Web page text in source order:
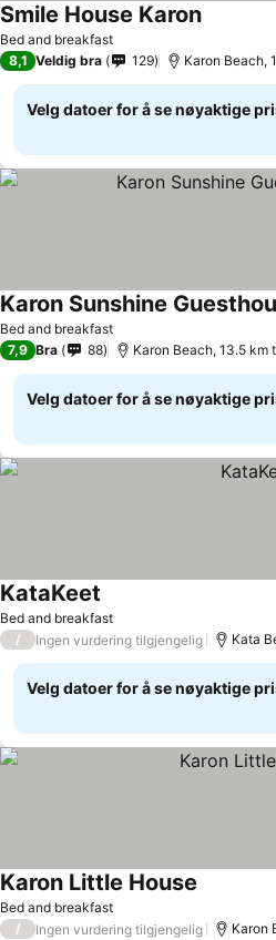
Bed and breakfast
Smile House KaronSe priser
8,1 Veldig bra 129 Karon Beach,
Velg datoer for å se nøyaktige
Bed and breakfast
Karon Sunshine
7,9 Bra 88 Karon Beach, 13.5 km
Velg datoer for å se nøyaktige
Bed and breakfast
KataKeet
/ Ingen vurdering tilgjengelig Kata
Velg datoer for å se nøyaktige
Bed and breakfast
Karon Little House
/ Ingen vurdering tilgjengelig Karon